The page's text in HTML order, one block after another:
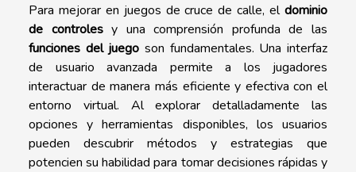
Para mejorar en juegos de cruce de calle, el dominio
de controlesy una comprensión profunda de las
funciones del juego son fundamentales. Una interfaz
de usuario avanzada permite a los jugadores
interactuar de manera más eficiente y efectiva con el
entorno virtual. Al explorar detalladamente las
opciones y herramientas disponibles, los usuarios
pueden descubrir métodos y estrategias que
potencien su habilidad para tomar decisiones rápidas y